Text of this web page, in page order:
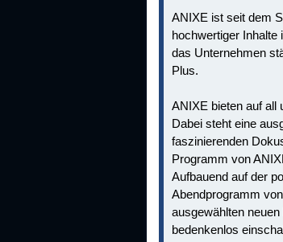
ANIXE ist seit dem
hochwertiger Inhalte
das Unternehmen
Plus.
ANIXE bieten auf all
Dabei steht eine
faszinierenden
Programm von
Aufbauend auf der
Abendprogramm
ausgewählten
bedenkenlos